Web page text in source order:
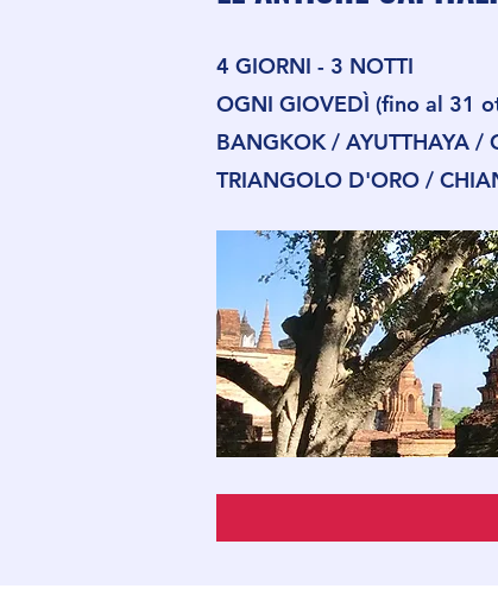
4 GIORNI - 3 NOTTI
OGNI GIOVEDÌ (fino al 31
BANGKOK / AYUTTHAYA /
TRIANGOLO D'ORO /